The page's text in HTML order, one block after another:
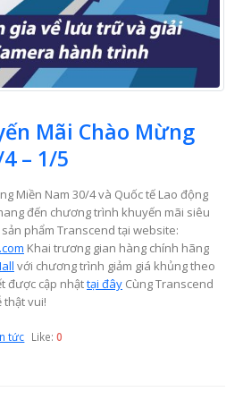
Mãi Chào Mừng
– 1/5
Miền Nam 30/4 và Quốc tế Lao động
đến chương trình khuyến mãi siêu
phẩm Transcend tại website:
Khai trương gian hàng chính hãng
với chương trình giảm giá khủng theo
được cập nhậttại đây Cùng Transcend
thật vui!
tức Like:0